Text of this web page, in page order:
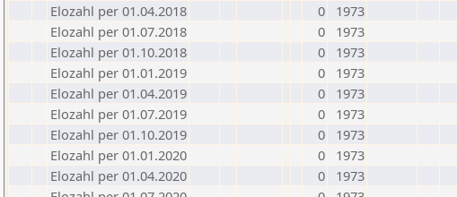
Elozahl per 01.04.2018
0
1973
Elozahl per 01.07.2018
0
1973
Elozahl per 01.10.2018
0
1973
Elozahl per 01.01.2019
0
1973
Elozahl per 01.04.2019
0
1973
Elozahl per 01.07.2019
0
1973
Elozahl per 01.10.2019
0
1973
Elozahl per 01.01.2020
0
1973
Elozahl per 01.04.2020
0
1973